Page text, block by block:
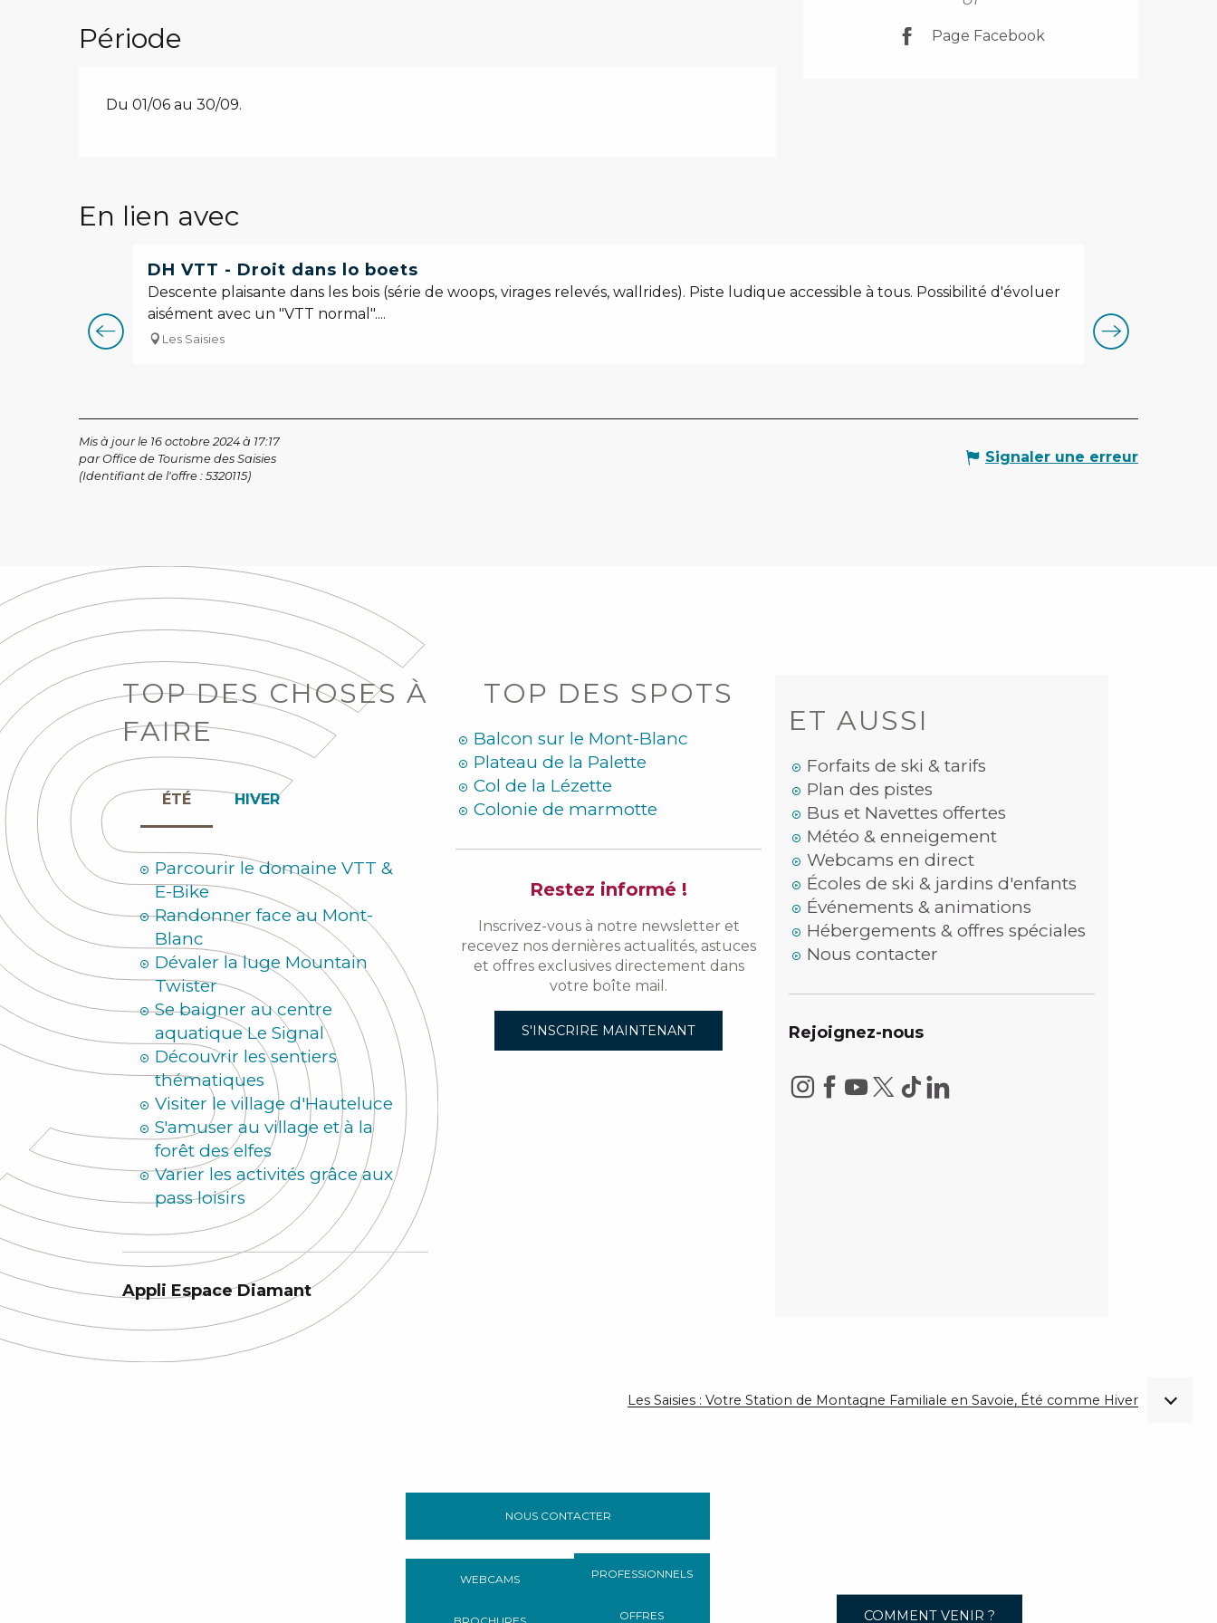
Page Facebook
Période
Du 01/06 au 30/09.
En lien avec
DH VTT - Droit dans lo boets
Descente plaisante dans les bois (série de woops, virages relevés, wallrides). Piste ludique accessible à tous. Possibilité d'évoluer
aisément avec un "VTT normal"....
Les Saisies
belle zone off
Les Saisies
Mis à jour le 16 octobre 2024 à 17:17
par Office de Tourisme des Saisies
(Identifiant de l'offre : 5320115)
Signaler une erreur
TOP DES CHOSES À
FAIRE
HIVER
ÉTÉ
Parcourir le domaine VTT &
E-Bike
Randonner face au Mont-
Blanc
Dévaler la luge Mountain
Twister
Se baigner au centre
aquatique Le Signal
Découvrir les sentiers
thématiques
Visiter le village d'Hauteluce
S'amuser au village et à la
forêt des elfes
Varier les activités grâce aux
pass loisirs
Appli Espace Diamant
TOP DES SPOTS
Balcon sur le Mont-Blanc
Plateau de la Palette
Col de la Lézette
Colonie de marmotte
Restez informé !
Inscrivez-vous à notre newsletter et
recevez nos dernières actualités, astuces
et offres exclusives directement dans
votre boîte mail.
S'INSCRIRE MAINTENANT
ET AUSSI
Forfaits de ski & tarifs
Plan des pistes
Bus et Navettes offertes
Météo & enneigement
Webcams en direct
Écoles de ski & jardins d'enfants
Événements & animations
Hébergements & offres spéciales
Nous contacter
Rejoignez-nous
Les Saisies : Votre Station de Montagne Familiale en Savoie, Été comme Hiver
NOUS CONTACTER
WEBCAMS PROFESSIONNELS
OFFRES
COMMENT VENIR ?